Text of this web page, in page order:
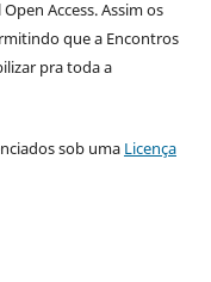
Access. Assim os
que a Encontros
pra toda a
sob uma Licença